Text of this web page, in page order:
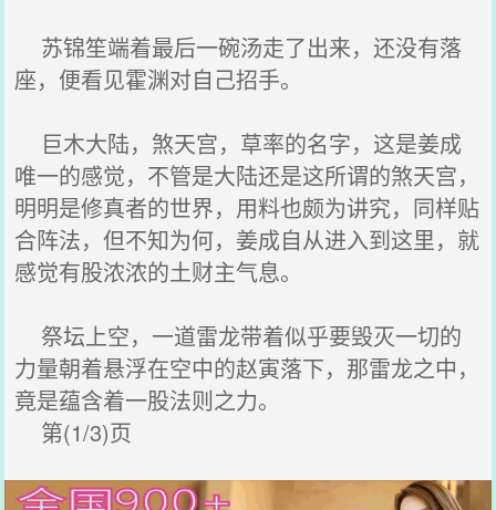
苏锦笙端着最后一碗汤走了出来，还没有落
座，便看见霍渊对自己招手。
巨木大陆，煞天宫，草率的名字，这是姜成
唯一的感觉，不管是大陆还是这所谓的煞天宫，
明明是修真者的世界，用料也颇为讲究，同样贴
合阵法，但不知为何，姜成自从进入到这里，就
感觉有股浓浓的土财主气息。
祭坛上空，一道雷龙带着似乎要毁灭一切的
力量朝着悬浮在空中的赵寅落下，那雷龙之中，
竟是蕴含着一股法则之力。
第(1/3)页